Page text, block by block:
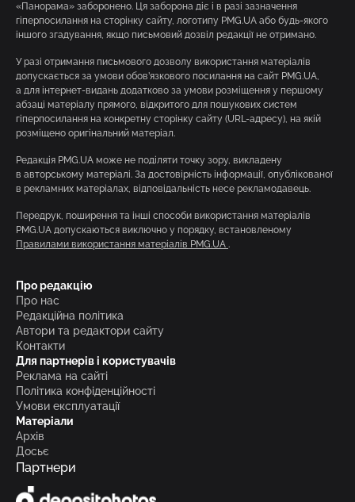
«Панорама» заборонено. Ця заборона діє і в разі зазначення
гіперпосилання на сторінку сайту, логотипу PMG.UA або будь-якого
іншого згадування, якщо письмовий дозвіл редакції не отримано.
У разі отримання письмового дозволу використання матеріалів
допускається за умови обов’язкового посилання на сайт PMG.UA,
а для інтернет-видань додатково за умови розміщення у першому
абзаці матеріалу прямого, відкритого для пошукових систем
гіперпосилання на конкретну сторінку сайту (URL-адресу), на якій
розміщено оригінальний матеріал.
Редакція PMG.UA може не поділяти точку зору, викладену
в авторському матеріалі. За достовірність інформації, опублікованої
в рекламних матеріалах, відповідальність несе рекламодавець.
Передрук, поширення та інші способи використання матеріалів
PMG.UA допускаються виключно у порядку, встановленому
Правилами використання матеріалів PMG.UA .
Про редакцію
Про нас
Редакційна політика
Автори та редактори сайту
Контакти
Для партнерів і користувачів
Реклама на сайті
Політика конфіденційності
Умови експлуатації
Матеріали
Архів
Досьє
Партнери